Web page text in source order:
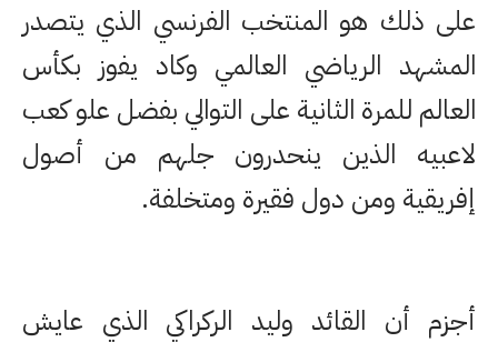
على ذلك هو المنتخب الفرنسي الذي يتصدر
المشهد الرياضي العالمي وكاد يفوز بكأس
العالم للمرة الثانية على التوالي بفضل علو كعب
لاعبيه الذين ينحدرون جلهم من أصول
إفريقية ومن دول فقيرة ومتخلفة.
أجزم أن القائد وليد الركراكي الذي عايش